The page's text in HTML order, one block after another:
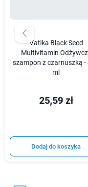
Vatika Black Seed
Multivitamin
szampon z czarnuszką -
ml
25,59 zł
Dodaj do koszyka